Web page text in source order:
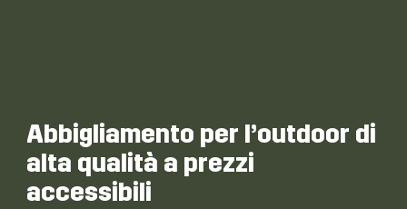
Abbigliamento per l’outdoor di
alta qualità a prezzi
accessibili